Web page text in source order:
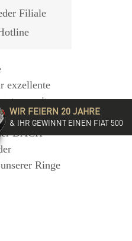
Filiale
exzellente
mit
eine
DACH-
Ringe
WIR FEIERN 20 JAHRE
& IHR GEWINNT EINEN FIAT 500